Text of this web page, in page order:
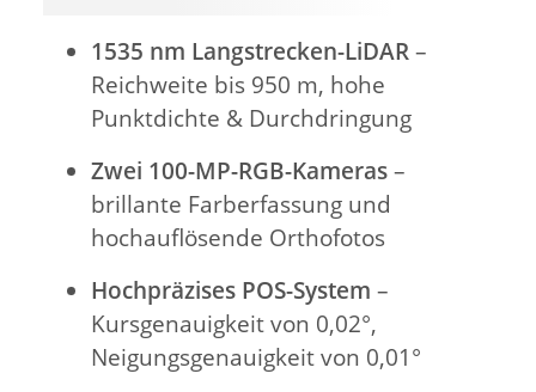
1535 nm Langstrecken-LiDAR–
Reichweite bis 950 m, hohe
Punktdichte & Durchdringung
Zwei 100-MP-RGB-Kameras–
brillante Farberfassung und
hochauflösende Orthofotos
Hochpräzises POS-System –
Kursgenauigkeit von 0,02°,
Neigungsgenauigkeit von 0,01°